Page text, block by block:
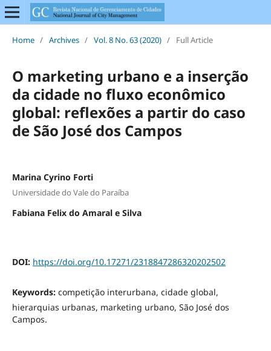
Home / Archives / Vol. 8 No. 63 (2020) / Full Article
O marketing urbano e a inserção
da cidade no fluxo econômico
global: reflexões a partir do caso
de São José dos Campos
Marina Cyrino Forti
Universidade do Vale do Paraíba
Fabiana Felix do Amaral e Silva
DOI: https://doi.org/10.17271/2318847286320202502
Keywords: competição interurbana, cidade global,
hierarquias urbanas, marketing urbano, São José dos
Campos.